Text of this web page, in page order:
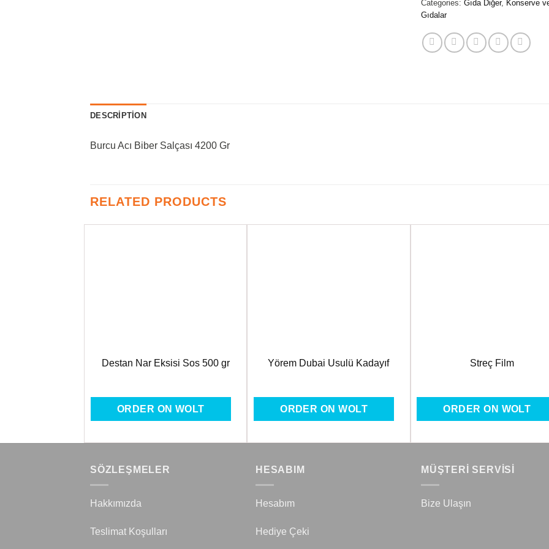
Categories: Gıda Diğer, Konserve
Gıdalar
DESCRIPTION
Burcu Acı Biber Salçası 4200 Gr
RELATED PRODUCTS
Destan Nar Eksisi Sos 500 gr
ORDER ON WOLT
Yörem Dubai Usulü Kadayıf
ORDER ON WOLT
Streç Film
ORDER ON WOLT
SÖZLEŞMELER
Hakkımızda
Teslimat Koşulları
HESABIM
Hesabım
Hediye Çeki
MÜŞTERİ SERVİSİ
Bize Ulaşın